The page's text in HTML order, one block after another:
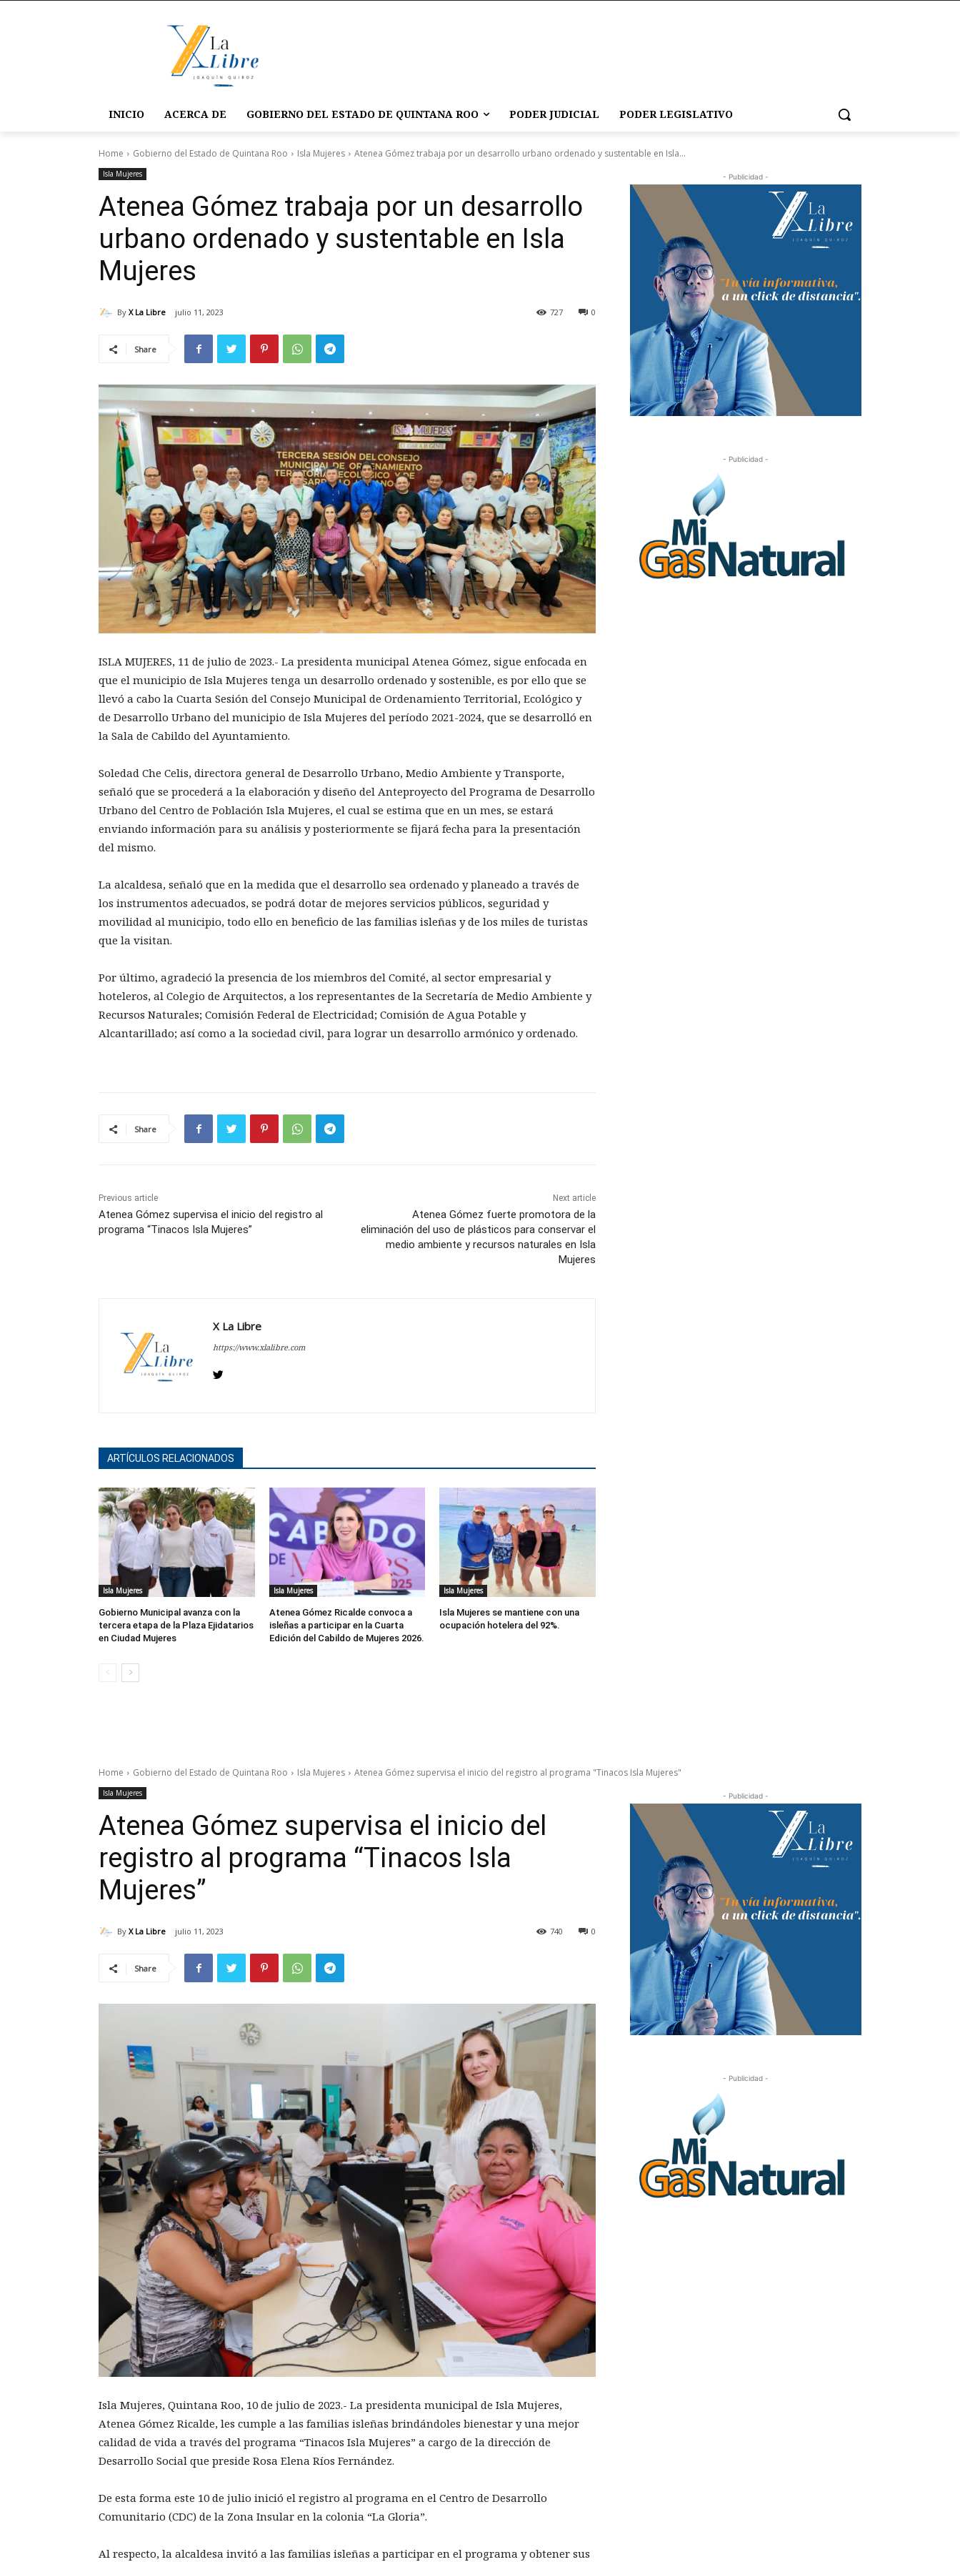
INICIO ACERCA DE GOBIERNO DEL ESTADO DE QUINTANA ROO PODER JUDICIAL PODER LEGISLATIVO
Home Gobierno del Estado de Quintana Roo Isla Mujeres Atenea Gómez trabaja por un desarrollo urbano ordenado y sustentable en Isla...
Isla Mujeres
Atenea Gómez trabaja por un desarrollo
urbano ordenado y sustentable en Isla
Mujeres
By X La Libre julio 11, 2023 0
727
Share
ISLA MUJERES, 11 de julio de 2023.- La presidenta municipal Atenea Gómez, sigue enfocada en
que el municipio de Isla Mujeres tenga un desarrollo ordenado y sostenible, es por ello que se
llevó a cabo la Cuarta Sesión del Consejo Municipal de Ordenamiento Territorial, Ecológico y
de Desarrollo Urbano del municipio de Isla Mujeres del período 2021-2024, que se desarrolló en
la Sala de Cabildo del Ayuntamiento.
Soledad Che Celis, directora general de Desarrollo Urbano, Medio Ambiente y Transporte,
señaló que se procederá a la elaboración y diseño del Anteproyecto del Programa de Desarrollo
Urbano del Centro de Población Isla Mujeres, el cual se estima que en un mes, se estará
enviando información para su análisis y posteriormente se fijará fecha para la presentación
del mismo.
La alcaldesa, señaló que en la medida que el desarrollo sea ordenado y planeado a través de
los instrumentos adecuados, se podrá dotar de mejores servicios públicos, seguridad y
movilidad al municipio, todo ello en beneficio de las familias isleñas y de los miles de turistas
que la visitan.
Por último, agradeció la presencia de los miembros del Comité, al sector empresarial y
hoteleros, al Colegio de Arquitectos, a los representantes de la Secretaría de Medio Ambiente y
Recursos Naturales; Comisión Federal de Electricidad; Comisión de Agua Potable y
Alcantarillado; así como a la sociedad civil, para lograr un desarrollo armónico y ordenado.
Share
Previous article
Atenea Gómez supervisa el inicio del registro al
programa “Tinacos Isla Mujeres”
Next article
Atenea Gómez fuerte promotora de la
eliminación del uso de plásticos para conservar el
medio ambiente y recursos naturales en Isla
Mujeres
X La Libre
https://www.xlalibre.com
ARTÍCULOS RELACIONADOS
Isla Mujeres
Gobierno Municipal avanza con la
tercera etapa de la Plaza Ejidatarios
en Ciudad Mujeres
Isla Mujeres
Atenea Gómez Ricalde convoca a
isleñas a participar en la Cuarta
Edición del Cabildo de Mujeres 2026.
Isla Mujeres
Isla Mujeres se mantiene con una
ocupación hotelera del 92%.
- Publicidad -
- Publicidad -